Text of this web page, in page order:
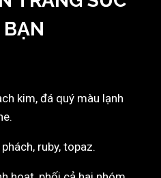
BẠN
kim, đá quý màu lạnh
ruby, topaz.